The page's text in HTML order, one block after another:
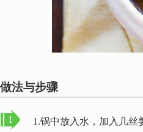
做法与步骤
1
1.锅中放入水，加入几